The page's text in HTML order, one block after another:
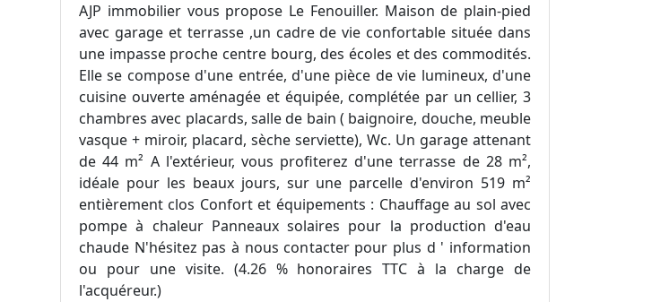
AJP immobilier vous propose Le Fenouiller. Maison de plain-pied
avec garage et terrasse ,un cadre de vie confortable située dans
une impasse proche centre bourg, des écoles et des commodités.
Elle se compose d'une entrée, d'une pièce de vie lumineux, d'une
cuisine ouverte aménagée et équipée, complétée par un cellier, 3
chambres avec placards, salle de bain ( baignoire, douche, meuble
vasque + miroir, placard, sèche serviette), Wc. Un garage attenant
de 44 m² A l'extérieur, vous profiterez d'une terrasse de 28 m²,
idéale pour les beaux jours, sur une parcelle d'environ 519 m²
entièrement clos Confort et équipements : Chauffage au sol avec
pompe à chaleur Panneaux solaires pour la production d'eau
chaude N'hésitez pas à nous contacter pour plus d ' information
ou pour une visite. (4.26 % honoraires TTC à la charge de
l'acquéreur.)